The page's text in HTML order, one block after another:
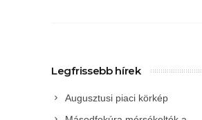
Legfrissebb hírek
Augusztusi piaci körkép